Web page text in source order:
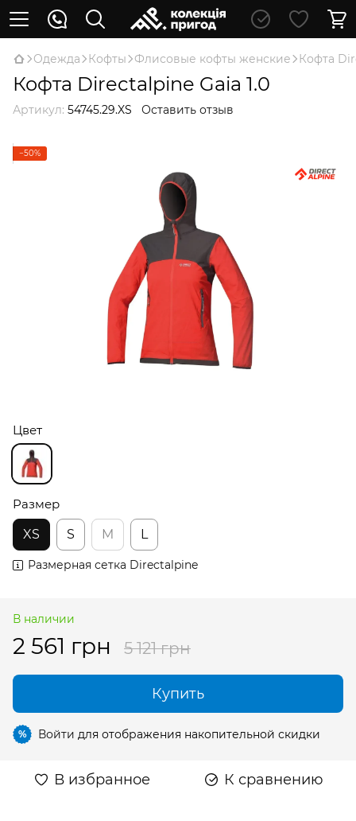
Oдежда Кофты Флисовые кофты женские Кофта
Кофта Directalpine Gaia 1.0
Артикул: 54745.29.XS Оставить отзыв
−50%
Цвет
Размер
XS
S M L
Размерная сетка Directalpine
В наличии
2 561 грн 5 121 грн
Купить
% Войти для отображения накопительной скидки
В избранное К сравнению